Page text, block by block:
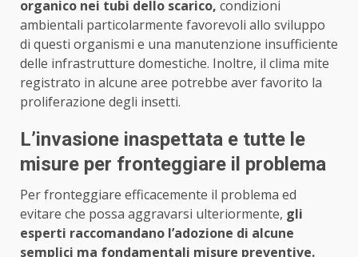
organico nei tubi dello scarico, condizioni
ambientali particolarmente favorevoli allo sviluppo
di questi organismi e una manutenzione insufficiente
delle infrastrutture domestiche. Inoltre, il clima mite
registrato in alcune aree potrebbe aver favorito la
proliferazione degli insetti.
L’invasione inaspettata e tutte le
misure per fronteggiare il problema
Per fronteggiare efficacemente il problema ed
evitare che possa aggravarsi ulteriormente, gli
esperti raccomandano l’adozione di alcune
semplici ma fondamentali misure preventive.